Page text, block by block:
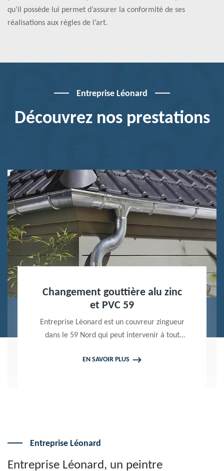
qu’il possède lui permet d’assurer la conformité de ses
réalisations aux règles de l’art.
Entreprise Léonard
Découvrez nos prestations
Nettoyage terrasse et pavé 59
Peintre professionnel dans le 59 Nord,
Entreprise Léonard utilise des produits de
pavé. Propose un devis gratuit qui ne vous
EN SAVOIR PLUS
Entreprise Léonard
Entreprise Léonard, un peintre